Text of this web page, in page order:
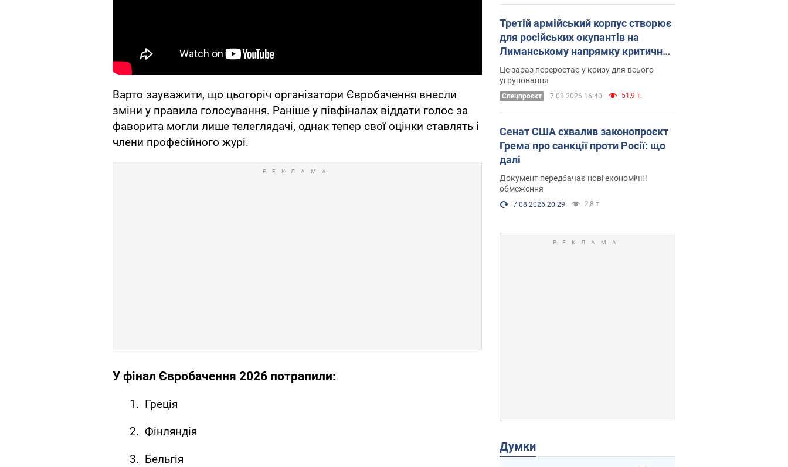
Варто зауважити, що цьогоріч організатори Євробачення внесли
зміни у правила голосування. Раніше у півфіналах віддати голос за
фаворита могли лише телеглядачі, однак тепер свої оцінки ставлять і
члени професійного журі.
У фінал Євробачення 2026 потрапили:
Греція
Фінляндія
Бельгія
Третій армійський корпус створює
для російських окупантів на
Лиманському напрямку критичний
дискомфорт: як це вдалося
Це зараз переростає у кризу для всього
угруповання
Cпецпроєкт 7.08.2026 16:40 51,9 т.
Сенат США схвалив законопроєкт
Грема про санкції проти Росії: що
далі
Документ передбачає нові економічні
обмеження
7.08.2026 20:29 2,8 т.
Думки